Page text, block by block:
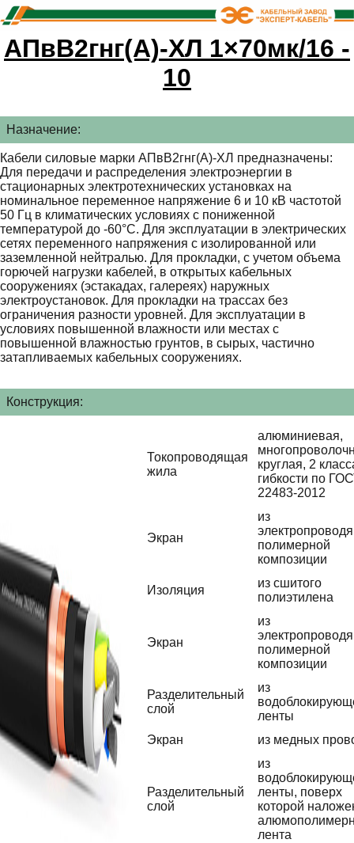
АПвВ2гнг(А)-ХЛ 1×70мк/16 -
10
Назначение:
Кабели силовые марки АПвВ2гнг(А)-ХЛ предназначены:
Для передачи и распределения электроэнергии в
стационарных электротехнических установках на
номинальное переменное напряжение 6 и 10 кВ частотой
50 Гц в климатических условиях с пониженной
температурой до -60°С. Для эксплуатации в электрических
сетях переменного напряжения с изолированной или
заземленной нейтралью. Для прокладки, с учетом объема
горючей нагрузки кабелей, в открытых кабельных
сооружениях (эстакадах, галереях) наружных
электроустановок. Для прокладки на трассах без
ограничения разности уровней. Для эксплуатации в
условиях повышенной влажности или местах с
повышенной влажностью грунтов, в сырых, частично
затапливаемых кабельных сооружениях.
Конструкция:
Токопроводящая
жила
алюминиевая,
круглая, 2
гибкости по
22483-2012
Экран
из
полимерной
композиции
Изоляция
из сшитого
полиэтилена
Экран
из
полимерной
композиции
Разделительный
слой
из
ленты
Экран
из медных
Разделительный
слой
из
ленты, поверх
которой
лента